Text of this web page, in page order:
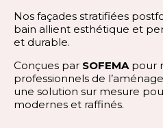
Nos façades stratifiées
bain allient esthétique et
et durable.
Conçues par SOFEMApour
professionnels de
une solution sur mesure
modernes et raffinés.